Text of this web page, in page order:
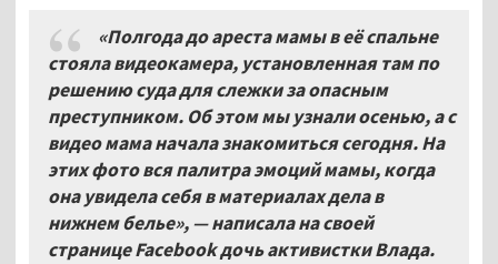
«Полгода до ареста мамы в её спальне
стояла видеокамера, установленная там по
решению суда для слежки за опасным
преступником. Об этом мы узнали осенью, а с
видео мама начала знакомиться сегодня. На
этих фото вся палитра эмоций мамы, когда
она увидела себя в материалах дела в
нижнем белье», — написала на своей
странице Facebook дочь активистки Влада.